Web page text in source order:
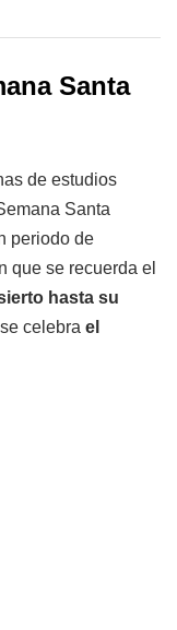
Santa
de estudios
Santa
periodo de
que se recuerda el
hasta su
celebra el